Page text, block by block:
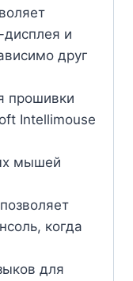
и
друг
прошивки
Intellimouse
мышей
когда
для